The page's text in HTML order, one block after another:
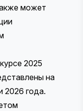
может
2025
на
2026 года.